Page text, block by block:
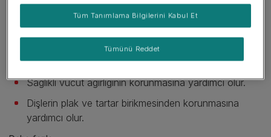
Mevcut boyutlar: 1.5kg
Sağlıklı Böbrekler İçin OPTIRENAL® içerir.
Kısırlaştırılmış kedilerde idrar sağlığını korur.
Sağlıklı vücut ağırlığının korunmasına yardımcı olur.
Dişlerin plak ve tartar birikmesinden korunmasına
yardımcı olur.
Tümünü Reddet
Tüm Tanımlama Bilgilerini Kabul Et